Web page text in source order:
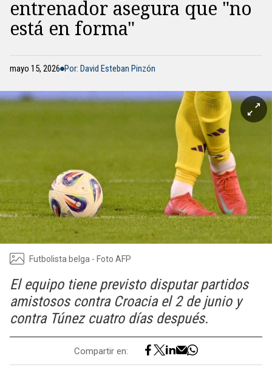
entrenador asegura que "no
está en forma"
mayo 15, 2026 Por: David Esteban Pinzón
Futbolista belga - Foto AFP
El equipo tiene previsto disputar partidos
amistosos contra Croacia el 2 de junio y
contra Túnez cuatro días después.
Compartir en: